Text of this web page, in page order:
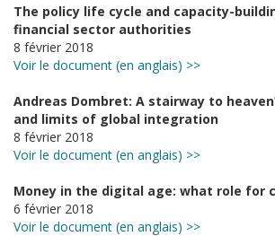
The policy life cycle and capacity-
financial sector authorities
8 février 2018
Voir le document (en anglais) >>
Andreas Dombret: A stairway to
and limits of global integration
8 février 2018
Voir le document (en anglais) >>
Money in the digital age: what role for
6 février 2018
Voir le document (en anglais) >>